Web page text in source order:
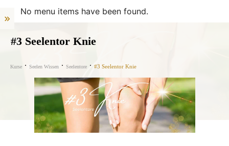
No menu items have been found.
#3 Seelentor Knie
Kurse Seelen Wissen Seelentore #3 Seelentor Knie